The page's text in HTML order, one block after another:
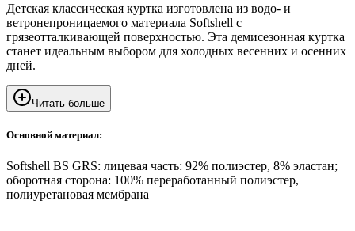
Детская классическая куртка изготовлена из водо- и
ветронепроницаемого материала Softshell с
грязеотталкивающей поверхностью. Эта демисезонная куртка
станет идеальным выбором для холодных весенних и осенних
дней.
Читать больше
Основной материал:
Softshell BS GRS: лицевая часть: 92% полиэстер, 8% эластан;
оборотная сторона: 100% переработанный полиэстер,
полиуретановая мембрана